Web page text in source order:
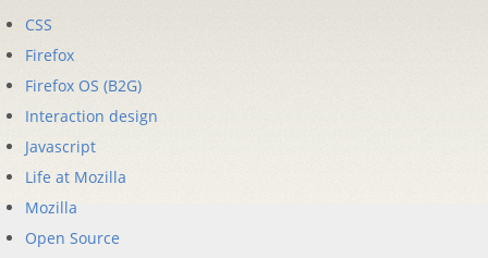
CSS
Firefox
Firefox OS (B2G)
Interaction design
Javascript
Life at Mozilla
Mozilla
Open Source